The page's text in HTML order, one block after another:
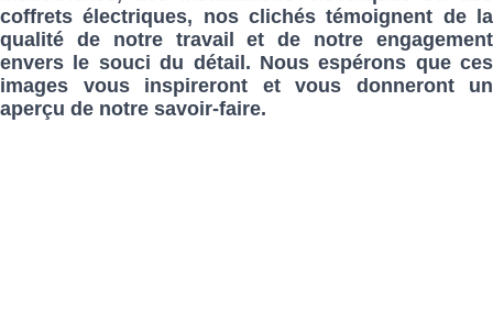
coffrets électriques, nos clichés témoignent de la
qualité de notre travail et de notre engagement
envers le souci du détail. Nous espérons que ces
images vous inspireront et vous donneront un
aperçu de notre savoir-faire.